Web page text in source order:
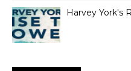
Harvey York's